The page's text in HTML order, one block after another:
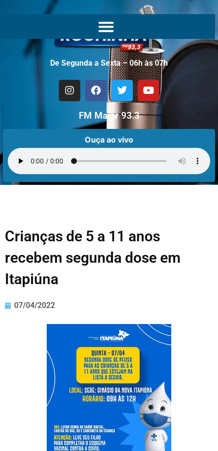
De Segunda a Sexta – 06h às 07h
FM Maior 93.3
Ouça ao vivo
Crianças de 5 a 11 anos
recebem segunda dose em
Itapiúna
07/04/2022